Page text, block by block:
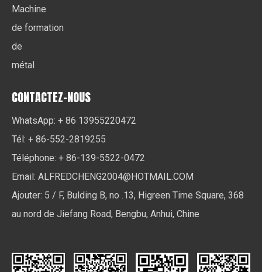
Machine
de formation
de
métal
CONTACTEZ-NOUS
WhatsApp: + 86 13955220472
Tél: + 86-552-2819255
Téléphone: + 86-139-5522-0472
Email: ALFREDCHENG2004@HOTMAIL.COM
Ajouter: 5 / F, Bulding B, no .13, Higreen Time Square, 368
au nord de Jiefang Road, Bengbu, Anhui, Chine